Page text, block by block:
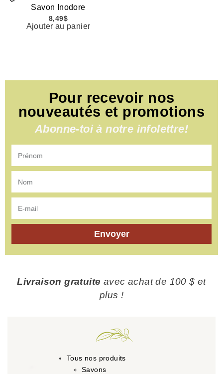
Savon Inodore
8,49$
Ajouter au panier
Pour recevoir nos
nouveautés et promotions
Abonne-toi à notre infolettre!
Envoyer
Livraison gratuite avec achat de 100 $ et
plus !
Tous nos produits
Savons